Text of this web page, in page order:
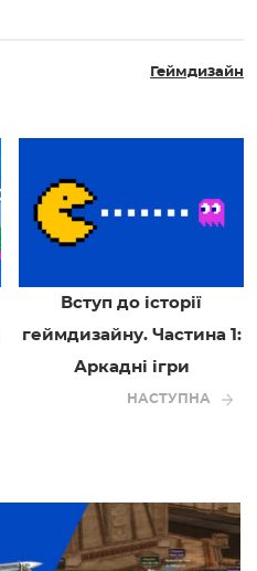
Геймдизайн
Вступ до історії
геймдизайну. Частина 1:
Аркадні ігри
НАСТУПНА